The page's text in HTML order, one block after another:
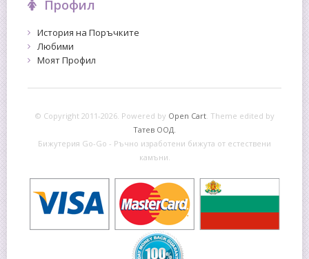
Профил
История на Поръчките
Любими
Моят Профил
© Copyright 2011-2026. Powered by Open Cart. Theme edited by
Татев ООД.
Бижутерия Go-Go - Ръчно изработени бижута от естествени
камъни.